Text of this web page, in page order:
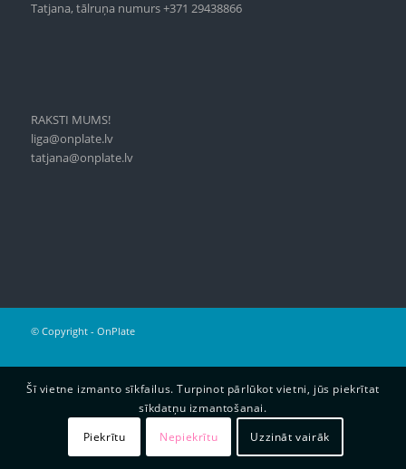
Tatjana, tālruņa numurs +371 29438866
RAKSTI MUMS!
liga@onplate.lv
tatjana@onplate.lv
© Copyright - OnPlate
Šī vietne izmanto sīkfailus. Turpinot pārlūkot vietni, jūs piekrītat
sīkdatņu izmantošanai.
Piekrītu
Nepiekrītu Uzzināt vairāk